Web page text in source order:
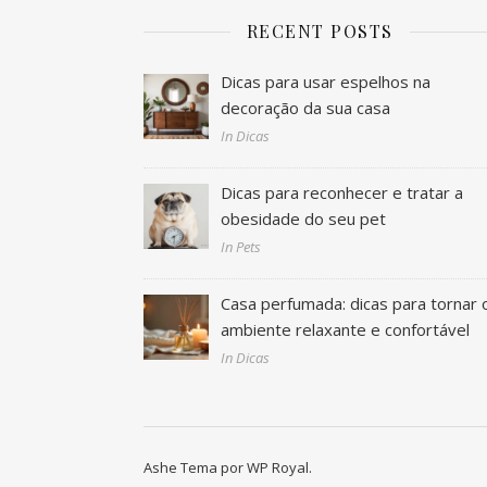
RECENT POSTS
Dicas para usar espelhos na
decoração da sua casa
In Dicas
Dicas para reconhecer e tratar a
obesidade do seu pet
In Pets
Casa perfumada: dicas para tornar
ambiente relaxante e confortável
In Dicas
Ashe Tema porWP Royal.